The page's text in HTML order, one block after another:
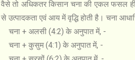
वैसे तो अधिकतर किसान चना की एकल फसल
से उत्पादकता एवं आय में वृद्धि होती है। चना
चना + अलसी (4:2) के अनुपात में, -
चना + कुसुम (4:1) के अनुपात में, -